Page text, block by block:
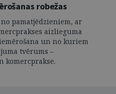
robežas
pamatjēdzieniem, ar
aizlieguma
un no kuriem
tvērums –
komercprakse.